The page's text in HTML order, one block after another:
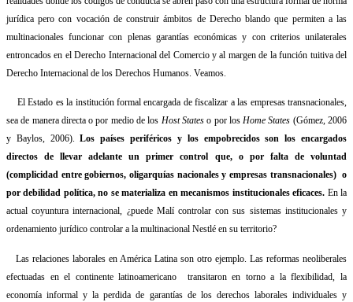
jurídica pero con vocación de construir ámbitos de Derecho blando que permiten a las
multinacionales funcionar con plenas garantías económicas y con criterios unilaterales
entroncados en el Derecho Internacional del Comercio y al margen de la función tuitiva del
Derecho Internacional de los Derechos Humanos. Veamos.
El Estado es la institución formal encargada de fiscalizar a las empresas transnacionales,
sea de manera directa o por medio de los Host Stateso por losHome States (Gómez, 2006
y Baylos, 2006).Los países periféricos y los empobrecidos son los encargados
directos de llevar adelante un primer control que, o por falta de voluntad
(complicidad entre gobiernos, oligarquías nacionales y empresas transnacionales) o
por debilidad política, no se materializa en mecanismos institucionales eficaces. En la
actual coyuntura internacional, ¿puede Malí controlar con sus sistemas institucionales y
ordenamiento jurídico controlar a la multinacional Nestlé en su territorio?
Las relaciones laborales en América Latina son otro ejemplo. Las reformas neoliberales
efectuadas en el continente latinoamericano
transitaron en torno a la flexibilidad, la
economía informal y la perdida de garantías de los derechos laborales individuales y